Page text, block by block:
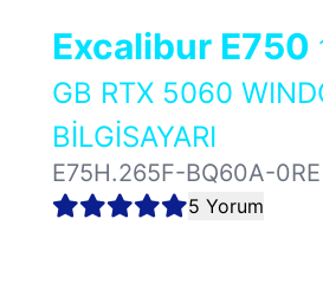
Excalibur E750
GB RTX 5060
BİLGİSAYARI
E75H.265F-BQ60A-0RE
5 Yorum